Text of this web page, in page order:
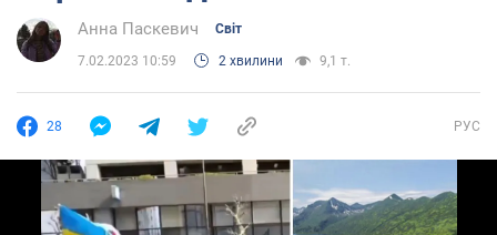
Анна Паскевич Світ
7.02.2023 10:59 2 хвилини 9,1 т.
28 РУС